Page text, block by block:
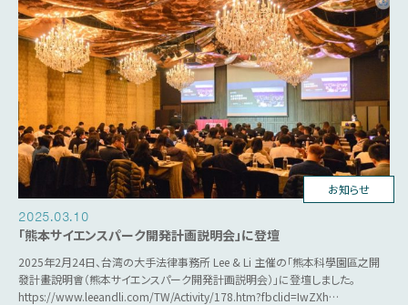
台湾ビジネス
お知らせ
2025.03.10
「熊本サイエンスパーク開発計画説明会」に登壇
2025年2月24日、台湾の大手法律事務所 Lee & Li 主催の「熊本科學園區之開
發計畫說明會（熊本サイエンスパーク開発計画説明会）」に登壇しました。
https://www.leeandli.com/TW/Activity/178.htm?fbclid=IwZXh…